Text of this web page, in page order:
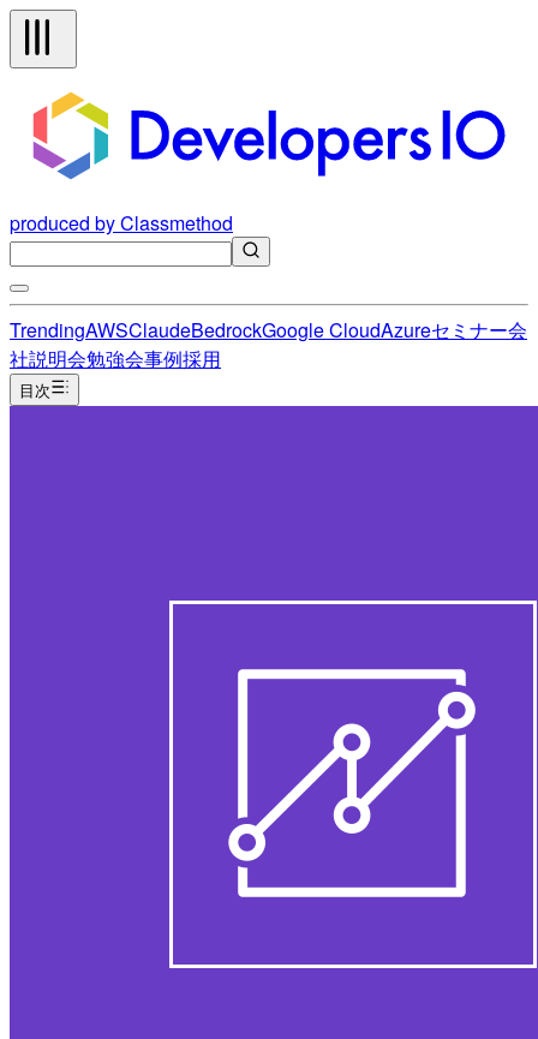
produced by Classmethod
TrendingAWSClaudeBedrockGoogle CloudAzureセミナー会
社説明会勉強会事例採用
目次